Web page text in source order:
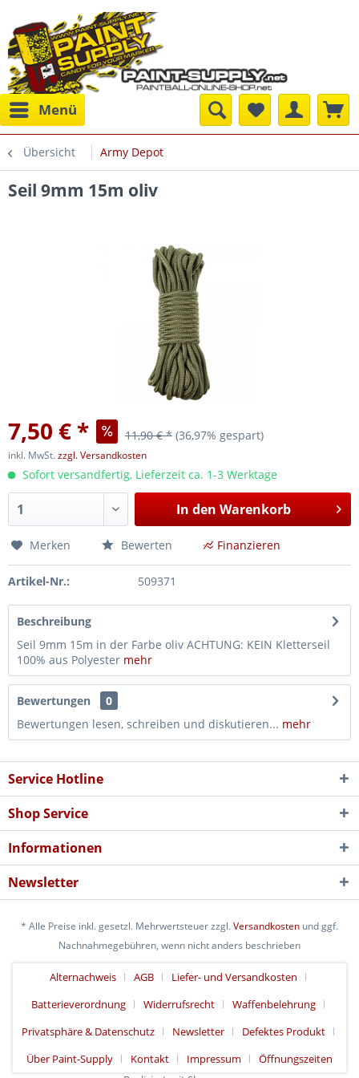
Menü
Übersicht Army Depot
Seil 9mm 15m oliv
7,50 € * 11,90 € * (36,97% gespart)
inkl. MwSt.zzgl. Versandkosten
Sofort versandfertig, Lieferzeit ca. 1-3 Werktage
In den Warenkorb
Merken Bewerten Finanzieren
Artikel-Nr.: 509371
Beschreibung
Seil 9mm 15m in der Farbe oliv ACHTUNG: KEIN Kletterseil
100% aus Polyester mehr
Bewertungen
0
Bewertungen lesen, schreiben und diskutieren... mehr
Service Hotline
Shop Service
Informationen
Newsletter
* Alle Preise inkl. gesetzl. Mehrwertsteuer zzgl.Versandkosten und ggf.
Nachnahmegebühren, wenn nicht anders beschrieben
Alternachweis AGB
Liefer- und Versandkosten
Batterieverordnung
Widerrufsrecht
Waffenbelehrung
Privatsphäre & Datenschutz
Newsletter
Defektes Produkt
Über Paint-Supply
Kontakt Impressum
Öffnungszeiten